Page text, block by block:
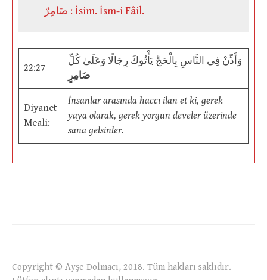
ضَامِرٌ : İsim. İsm-i Fâil.
22:27
وَأَذِّنْ فِي النَّاسِ بِالْحَجِّ يَأْتُوكَ رِجَالًا وَعَلَىٰ كُلِّ
ضَامِرٍ
Diyanet
Meali:
İnsanlar arasında haccı ilan et ki, gerek
yaya olarak, gerek yorgun develer üzerinde
sana gelsinler.
Copyright © Ayşe Dolmacı, 2018. Tüm hakları saklıdır.